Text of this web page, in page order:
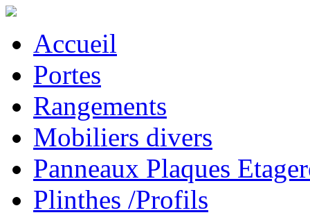
Accueil
Portes
Rangements
Mobiliers divers
Panneaux Plaques
Plinthes /Profils